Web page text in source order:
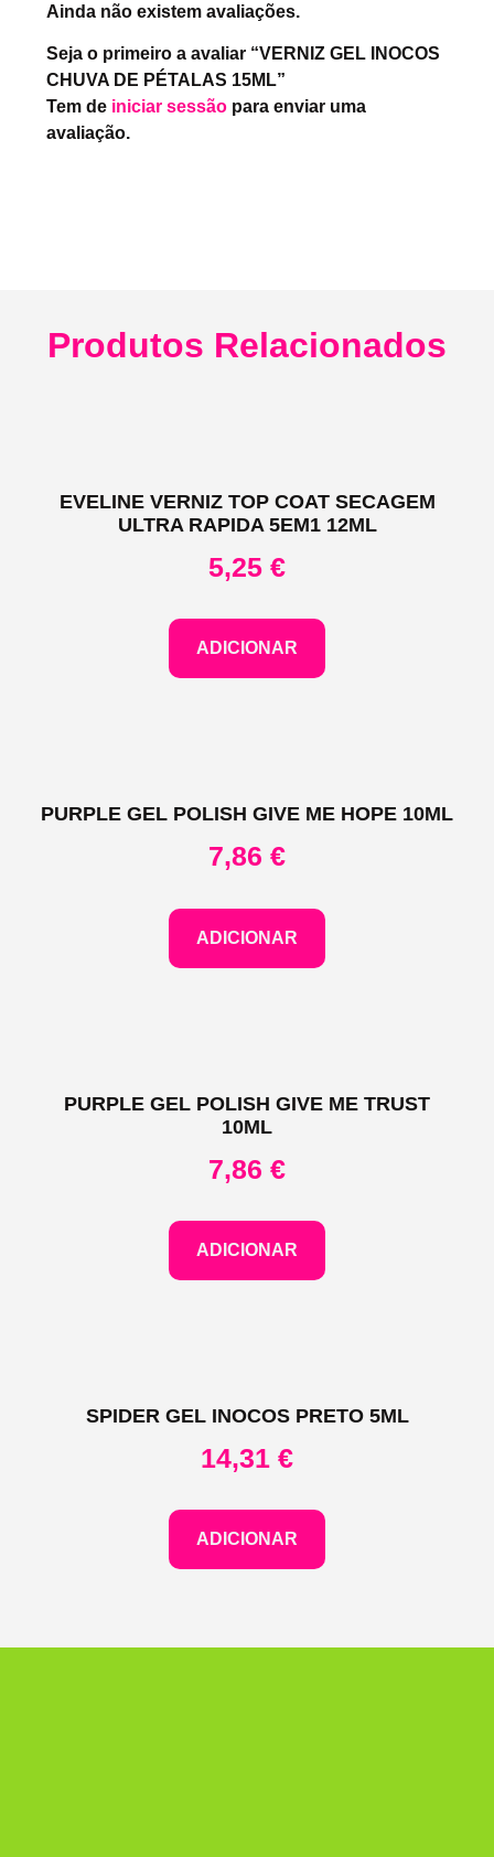
Ainda não existem avaliações.
Seja o primeiro a avaliar “VERNIZ GEL INOCOS
CHUVA DE PÉTALAS 15ML”
Tem de iniciar sessão para enviar uma
avaliação.
Produtos Relacionados
EVELINE VERNIZ TOP COAT SECAGEM
ULTRA RAPIDA 5EM1 12ML
5,25 €
ADICIONAR
PURPLE GEL POLISH GIVE ME HOPE 10ML
7,86 €
ADICIONAR
PURPLE GEL POLISH GIVE ME TRUST
10ML
7,86 €
ADICIONAR
SPIDER GEL INOCOS PRETO 5ML
14,31 €
ADICIONAR